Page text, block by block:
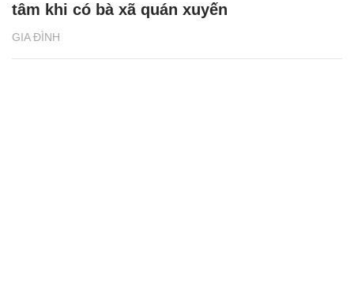
GIA ĐÌNH
tâm khi có bà xã quán xuyến